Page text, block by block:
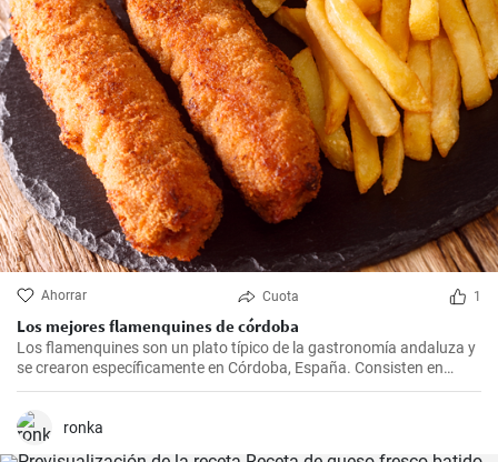
Ahorrar Cuota 1
Los mejores flamenquines de córdoba
Los flamenquines son un plato típico de la gastronomía andaluza y
se crearon específicamente en Córdoba, España. Consisten en
rollitos de jamón serrano y carne de cerdo empanados y fritos. Son
crujientes por fuera y jugosos por dentro, generalmente se sirven
como tapas y son comúnmente acompañados con papas fritas y
ronka